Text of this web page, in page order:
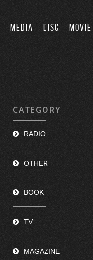
MEDIA DISC MOVIE
CATEGORY
RADIO
OTHER
BOOK
TV
MAGAZINE